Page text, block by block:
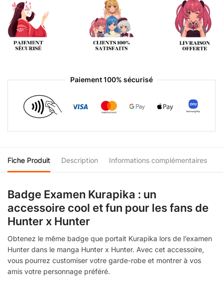
Paiement 100% sécurisé
Fiche Produit Description Informations complémentaires
Badge Examen Kurapika : un
accessoire cool et fun pour les fans de
Hunter x Hunter
Obtenez le même badge que portait Kurapika lors de l’examen
Hunter dans le manga Hunter x Hunter. Avec cet accessoire,
vous pourrez customiser votre garde-robe et montrer à vos
amis votre personnage préféré.